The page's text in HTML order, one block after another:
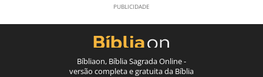
Bíbliaon, Bíblia Sagrada Online -
versão completa e gratuita da Bíblia